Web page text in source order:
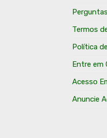
Termos
Política
Entre
Acesso
Anuncie